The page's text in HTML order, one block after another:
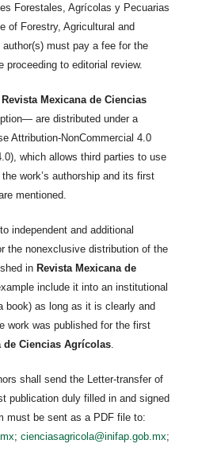
Forestales, Agrícolas y Pecuarias
of Forestry, Agricultural and
author(s) must pay a fee for the
proceeding to editorial review.
Revista Mexicana de Ciencias
are distributed under a
Attribution-NonCommercial 4.0
which allows third parties to use
work’s authorship and its first
mentioned.
independent and additional
the nonexclusive distribution of the
in Revista Mexicana de
include it into an institutional
book) as long as it is clearly and
work was published for the first
de Ciencias Agrícolas
shall send the Letter-transfer of
publication duly filled in and signed
must be sent as a PDF file to:
; cienciasagricola@inifap.gob.mx;